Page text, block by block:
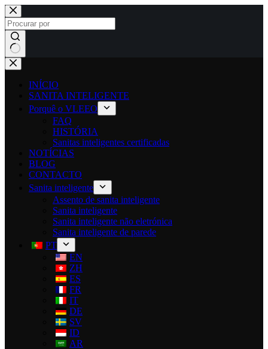
INÍCIO
SANITA INTELIGENTE
Porquê o VLEEO
FAQ
HISTÓRIA
Sanitas inteligentes certificadas
NOTÍCIAS
BLOG
CONTACTO
Sanita inteligente
Assento de sanita inteligente
Sanita inteligente
Sanita inteligente não eletrónica
Sanita inteligente de parede
PT
EN
ZH
ES
FR
IT
DE
SV
ID
AR